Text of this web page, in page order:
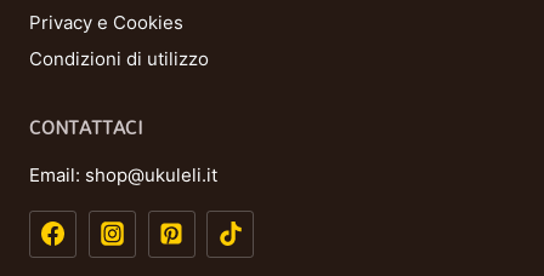
Privacy e Cookies
Condizioni di utilizzo
CONTATTACI
Email: shop@ukuleli.it